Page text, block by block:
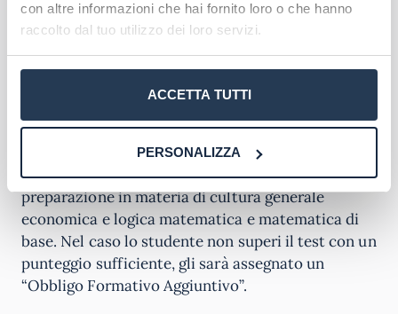
con altre informazioni che hai fornito loro o che hanno
raccolto dal tuo utilizzo dei loro servizi.
ACCETTA TUTTI
PERSONALIZZA
Requisiti di accesso
Per l’iscrizione al corso di laurea è richiesto il
conseguimento deltitolo italiano di scuola media
idoneo.
E’ previsto untest d’ingressovolto a verificare la
preparazione in materia di cultura generale
economica e logica matematica e matematica di
base. Nel caso lo studente non superi il test con un
punteggio sufficiente, gli sarà assegnato un
“Obbligo Formativo Aggiuntivo”.